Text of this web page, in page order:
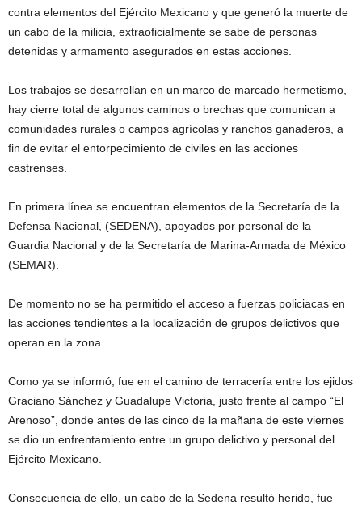
contra elementos del Ejército Mexicano y que generó la muerte de
un cabo de la milicia, extraoficialmente se sabe de personas
detenidas y armamento asegurados en estas acciones.
Los trabajos se desarrollan en un marco de marcado hermetismo,
hay cierre total de algunos caminos o brechas que comunican a
comunidades rurales o campos agrícolas y ranchos ganaderos, a
fin de evitar el entorpecimiento de civiles en las acciones
castrenses.
En primera línea se encuentran elementos de la Secretaría de la
Defensa Nacional, (SEDENA), apoyados por personal de la
Guardia Nacional y de la Secretaría de Marina-Armada de México
(SEMAR).
De momento no se ha permitido el acceso a fuerzas policiacas en
las acciones tendientes a la localización de grupos delictivos que
operan en la zona.
Como ya se informó, fue en el camino de terracería entre los ejidos
Graciano Sánchez y Guadalupe Victoria, justo frente al campo “El
Arenoso”, donde antes de las cinco de la mañana de este viernes
se dio un enfrentamiento entre un grupo delictivo y personal del
Ejército Mexicano.
Consecuencia de ello, un cabo de la Sedena resultó herido, fue